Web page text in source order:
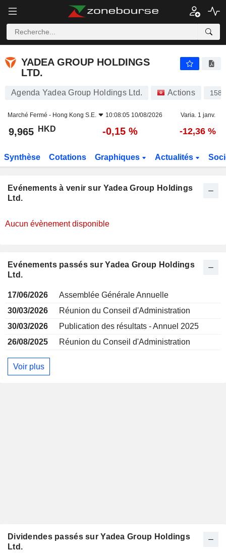
YADEA GROUP HOLDINGS LTD.
YADEA GROUP HOLDINGS
LTD.
Agenda Yadea Group Holdings Ltd. Actions 1585
Marché Fermé - Hong Kong S.E. 10:08:05 10/08/2026 Varia. 1 janv.
9,965 HKD -0,15 % -12,36 %
Synthèse Cotations Graphiques Actualités
Evénements à venir sur Yadea Group Holdings
Ltd.
Aucun évènement disponible
Evénements passés sur Yadea Group Holdings
Ltd.
17/06/2026
Assemblée Générale Annuelle
30/03/2026
Réunion du Conseil d'Administration
30/03/2026
Publication des résultats - Annuel 2025
26/08/2025
Réunion du Conseil d'Administration
Voir plus
Dividendes passés sur Yadea Group Holdings
Ltd.